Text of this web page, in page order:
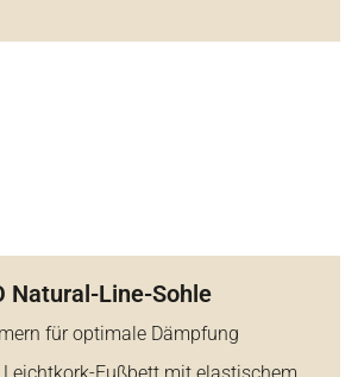
Natural-Line-Sohle
für optimale Dämpfung
Fußbett mit elastischem,